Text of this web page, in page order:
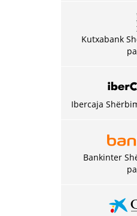
Kutxabank
Ibercaja
Bankinter